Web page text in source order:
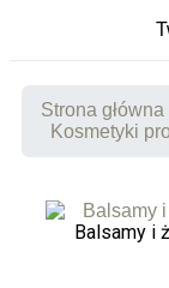
Strona główna
Kosmetyki
Balsamy i